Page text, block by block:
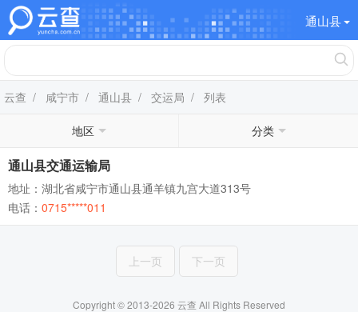
通山县
云查 / 咸宁市 / 通山县 / 交运局 / 列表
地区 分类
通山县交通运输局
地址：湖北省咸宁市通山县通羊镇九宫大道313号
电话： 0715*****011
上一页 下一页
Copyright © 2013-2026 云查 All Rights Reserved